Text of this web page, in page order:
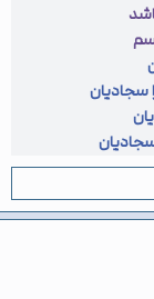
هم می دم:
سجادیان
سجادیان